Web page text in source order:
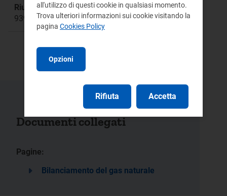
Riunione:
939
Documenti collegati
Pagine:
Bilanciamento del gas naturale
all'utilizzo di questi cookie in qualsiasi momento.
Trova ulteriori informazioni sui cookie visitando la
pagina Cookies Policy
Opzioni
Rifiuta Accetta